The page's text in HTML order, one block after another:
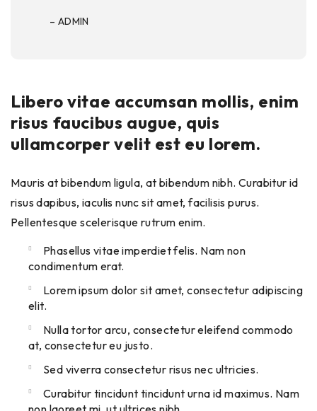
– ADMIN
Libero vitae accumsan mollis, enim
risus faucibus augue, quis
ullamcorper velit est eu lorem.
Mauris at bibendum ligula, at bibendum nibh. Curabitur id
risus dapibus, iaculis nunc sit amet, facilisis purus.
Pellentesque scelerisque rutrum enim.
Phasellus vitae imperdiet felis. Nam non
condimentum erat.
Lorem ipsum dolor sit amet, consectetur adipiscing
elit.
Nulla tortor arcu, consectetur eleifend commodo
at, consectetur eu justo.
Sed viverra consectetur risus nec ultricies.
Curabitur tincidunt tincidunt urna id maximus. Nam